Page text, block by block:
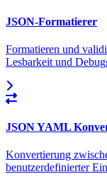
JSON-Formatierer
Formatieren und
Lesbarkeit und
JSON YAML
Konvertierung
benutzerdefinierter